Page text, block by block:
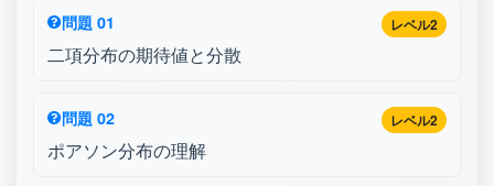
レベル2
問題 01
二項分布の期待値と分散
レベル2
問題 02
ポアソン分布の理解